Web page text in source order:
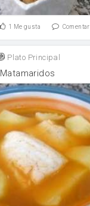
1 Me gusta Comentar
Plato Principal
Matamaridos